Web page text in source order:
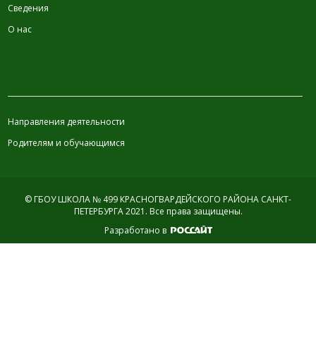
Сведения
О нас
Направления деятельности
Родителям и обучающимся
© ГБОУ ШКОЛА № 499 КРАСНОГВАРДЕЙСКОГО РАЙОНА САНКТ-
ПЕТЕРБУРГА 2021. Все права защищены.
Разработано в